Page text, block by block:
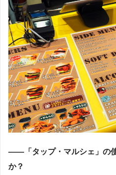
――「タップ・マルシェ」の
か？